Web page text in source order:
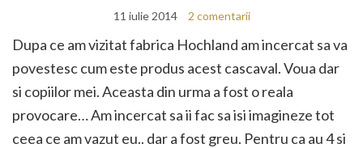
11 iulie 2014 2 comentarii
Dupa ce am vizitat fabrica Hochland am incercat sa va
povestesc cum este produs acest cascaval. Voua dar
si copiilor mei. Aceasta din urma a fost o reala
provocare… Am incercat sa ii fac sa isi imagineze tot
ceea ce am vazut eu.. dar a fost greu. Pentru ca au 4 si